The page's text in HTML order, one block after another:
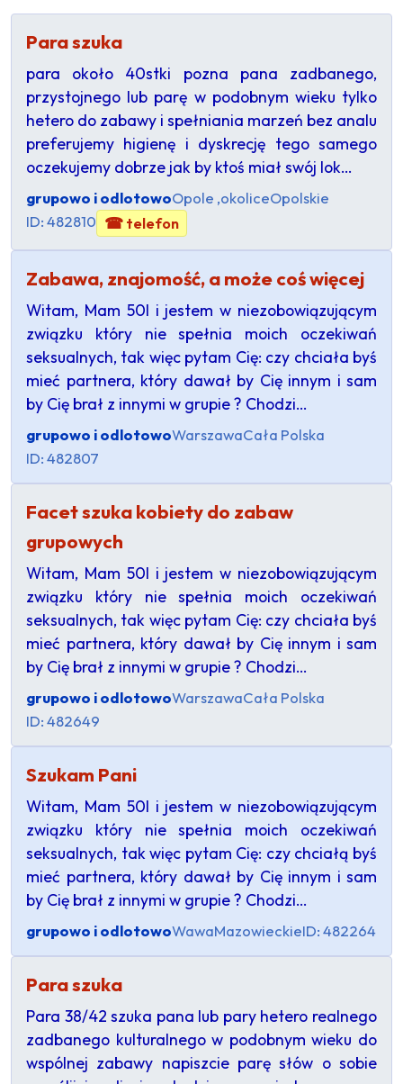
Para szuka
para około 40stki pozna pana zadbanego,
przystojnego lub parę w podobnym wieku tylko
hetero do zabawy i spełniania marzeń bez analu
preferujemy higienę i dyskrecję tego samego
oczekujemy dobrze jak by ktoś miał swój lok…
grupowo i odlotowoOpole ,okoliceOpolskie
ID: 482810 ☎ telefon
Zabawa, znajomość, a może coś więcej
Witam, Mam 50l i jestem w niezobowiązującym
związku który nie spełnia moich oczekiwań
seksualnych, tak więc pytam Cię: czy chciała byś
mieć partnera, który dawał by Cię innym i sam
by Cię brał z innymi w grupie ? Chodzi…
grupowo i odlotowoWarszawaCała Polska
ID: 482807
Facet szuka kobiety do zabaw
grupowych
Witam, Mam 50l i jestem w niezobowiązującym
związku który nie spełnia moich oczekiwań
seksualnych, tak więc pytam Cię: czy chciała byś
mieć partnera, który dawał by Cię innym i sam
by Cię brał z innymi w grupie ? Chodzi…
grupowo i odlotowoWarszawaCała Polska
ID: 482649
Szukam Pani
Witam, Mam 50l i jestem w niezobowiązującym
związku który nie spełnia moich oczekiwań
seksualnych, tak więc pytam Cię: czy chciałą byś
mieć partnera, który dawał by Cię innym i sam
by Cię brał z innymi w grupie ? Chodzi…
grupowo i odlotowoWawaMazowieckieID: 482264
Para szuka
Para 38/42 szuka pana lub pary hetero realnego
zadbanego kulturalnego w podobnym wieku do
wspólnej zabawy napiszcie parę słów o sobie